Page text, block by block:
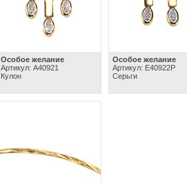
Особое желание
Артикул: A40921
Кулон
Особое желание
Артикул: E40922P
Серьги